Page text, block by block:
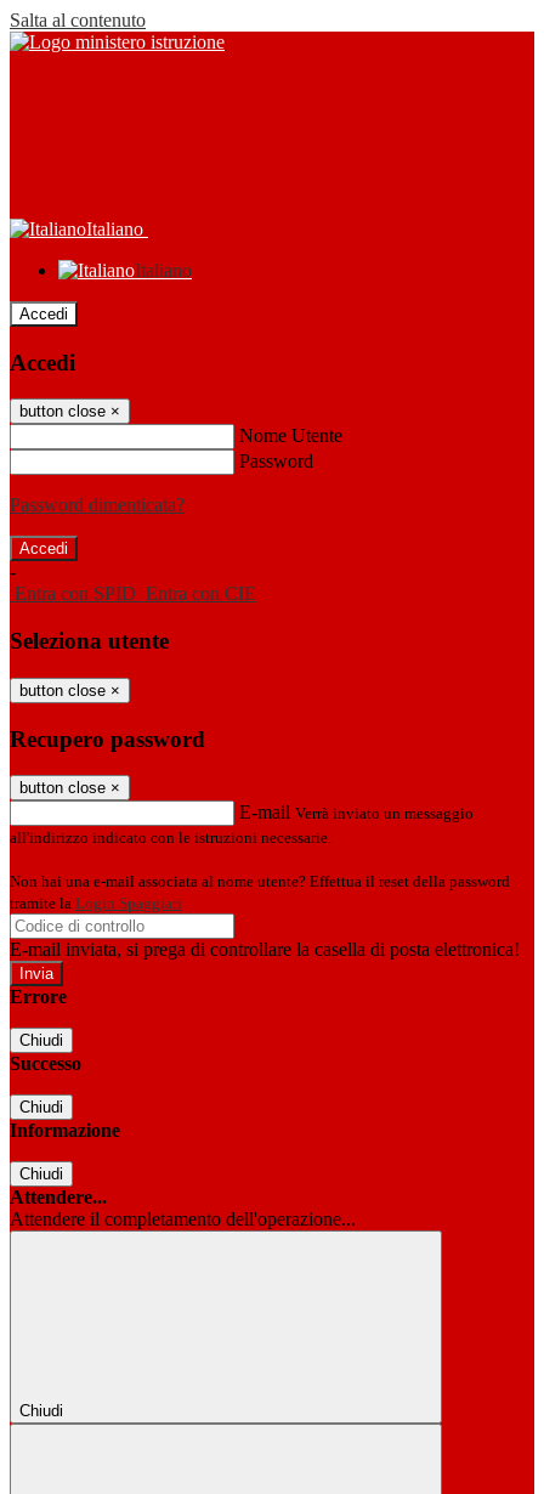
Salta al contenuto
Italiano
Italiano
Accedi
Accedi
button close ×
Nome Utente
Password
Password dimenticata?
-
Entra con SPID Entra con CIE
Seleziona utente
button close ×
Recupero password
button close ×
E-mail Verrà inviato un messaggio
all'indirizzo indicato con le istruzioni necessarie.
Non hai una e-mail associata al nome utente? Effettua il reset della password
tramite la Login Spaggiari
E-mail inviata, si prega di controllare la casella di posta elettronica!
Errore
Chiudi
Successo
Chiudi
Informazione
Chiudi
Attendere...
Attendere il completamento dell'operazione...
Chiudi